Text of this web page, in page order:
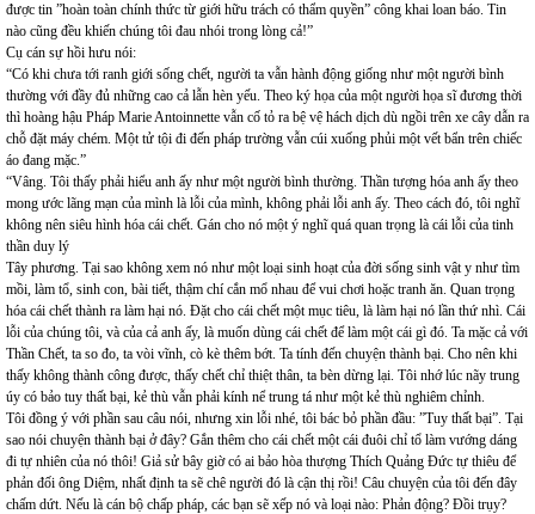
được tin ”hoàn toàn chính thức từ giới hữu trách có thẩm quyền” công khai loan báo. Tin
nào cũng đều khiến chúng tôi đau nhói trong lòng cả!”
Cụ cán sự hồi hưu nói:
“Có khi chưa tới ranh giới sống chết, người ta vẫn hành động giống như một người bình
thường với đầy đủ những cao cả lẫn hèn yếu. Theo ký họa của một người họa sĩ đương thời
thì hoàng hậu Pháp Marie Antoinnette vẫn cố tỏ ra bệ vệ hách dịch dù ngồi trên xe cây dẫn ra
chỗ đặt máy chém. Một tử tội đi đến pháp trường vẫn cúi xuống phủi một vết bẩn trên chiếc
áo đang mặc.”
“Vâng. Tôi thấy phải hiểu anh ấy như một người bình thường. Thần tượng hóa anh ấy theo
mong ước lãng mạn của mình là lỗi của mình, không phải lỗi anh ấy. Theo cách đó, tôi nghĩ
không nên siêu hình hóa cái chết. Gán cho nó một ý nghĩ quá quan trọng là cái lỗi của tinh
thần duy lý
Tây phương. Tại sao không xem nó như một loại sinh hoạt của đời sống sinh vật y như tìm
mồi, làm tổ, sinh con, bài tiết, thậm chí cắn mổ nhau để vui chơi hoặc tranh ăn. Quan trọng
hóa cái chết thành ra làm hại nó. Đặt cho cái chết một mục tiêu, là làm hại nó lần thứ nhì. Cái
lỗi của chúng tôi, và của cả anh ấy, là muốn dùng cái chết để làm một cái gì đó. Ta mặc cả với
Thần Chết, ta so đo, ta vòi vĩnh, cò kè thêm bớt. Ta tính đến chuyện thành bại. Cho nên khi
thấy không thành công được, thấy chết chỉ thiệt thân, ta bèn dừng lại. Tôi nhớ lúc nãy trung
úy có bảo tuy thất bại, kẻ thù vẫn phải kính nể trung tá như một kẻ thù nghiêm chỉnh.
Tôi đồng ý với phần sau câu nói, nhưng xin lỗi nhé, tôi bác bỏ phần đầu: ”Tuy thất bại”. Tại
sao nói chuyện thành bại ở đây? Gắn thêm cho cái chết một cái đuôi chỉ tổ làm vướng dáng
đi tự nhiên của nó thôi! Giả sử bây giờ có ai bảo hòa thượng Thích Quảng Đức tự thiêu để
phản đối ông Diệm, nhất định ta sẽ chê người đó là cận thị rồi! Câu chuyện của tôi đến đây
chấm dứt. Nếu là cán bộ chấp pháp, các bạn sẽ xếp nó và loại nào: Phản động? Đồi trụy?